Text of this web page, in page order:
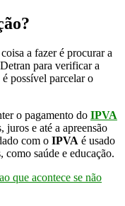
a fazer é procurar a
para verificar a
possível parcelar o
o pagamento do IPVA
juros e até a apreensão
com o IPVA é usado
como saúde e educação.
o que acontece se não